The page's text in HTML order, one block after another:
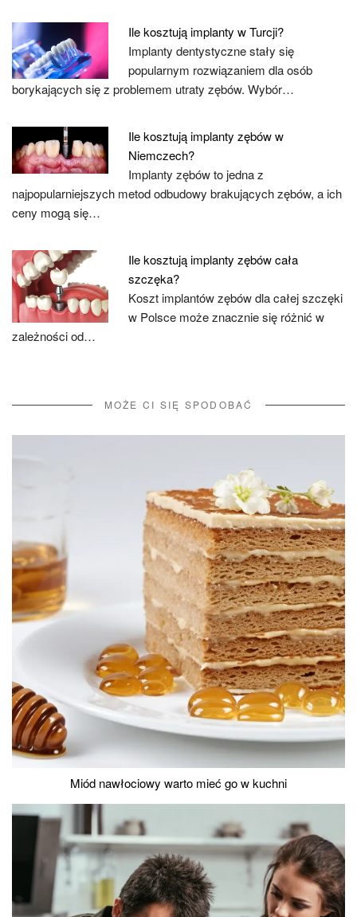
Ile kosztują implanty w Turcji?
Implanty dentystyczne stały się
popularnym rozwiązaniem dla osób
borykających się z problemem utraty zębów. Wybór…
Ile kosztują implanty zębów w
Niemczech?
Implanty zębów to jedna z
najpopularniejszych metod odbudowy brakujących zębów, a ich
ceny mogą się…
Ile kosztują implanty zębów cała
szczęka?
Koszt implantów zębów dla całej szczęki
w Polsce może znacznie się różnić w
zależności od…
MOŻE CI SIĘ SPODOBAĆ
Miód nawłociowy warto mieć go w kuchni